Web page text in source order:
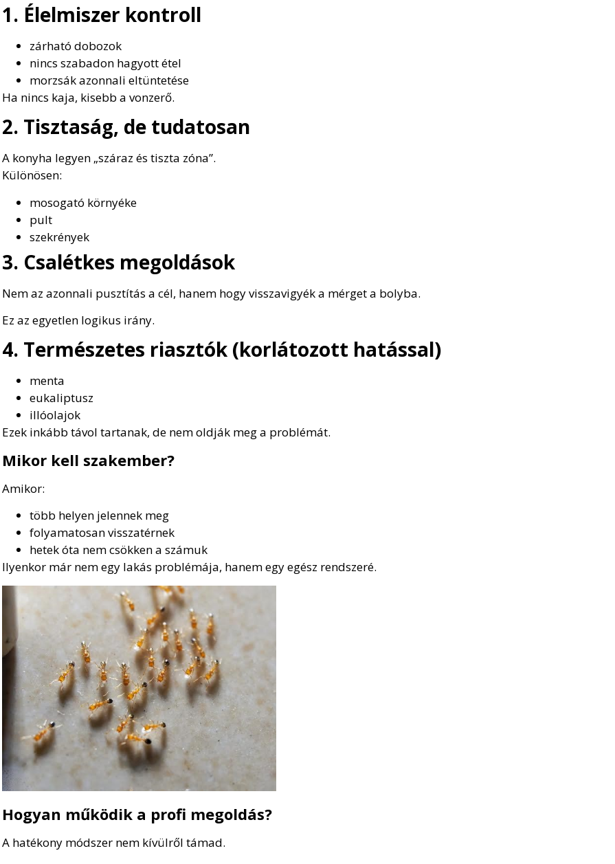
1. Élelmiszer kontroll
zárható dobozok
nincs szabadon hagyott étel
morzsák azonnali eltüntetése
Ha nincs kaja, kisebb a vonzerő.
2. Tisztaság, de tudatosan
A konyha legyen „száraz és tiszta zóna”.
Különösen:
mosogató környéke
pult
szekrények
3. Csalétkes megoldások
Nem az azonnali pusztítás a cél, hanem hogy visszavigyék a mérget a bolyba.
Ez az egyetlen logikus irány.
4. Természetes riasztók (korlátozott hatással)
menta
eukaliptusz
illóolajok
Ezek inkább távol tartanak, de nem oldják meg a problémát.
Mikor kell szakember?
Amikor:
több helyen jelennek meg
folyamatosan visszatérnek
hetek óta nem csökken a számuk
Ilyenkor már nem egy lakás problémája, hanem egy egész rendszeré.
Hogyan működik a profi megoldás?
A hatékony módszer nem kívülről támad.